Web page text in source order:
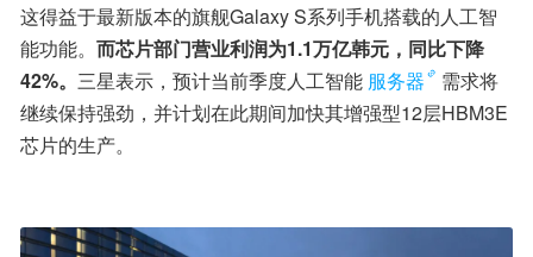
这得益于最新版本的旗舰Galaxy S系列手机搭载的人工智
能功能。 而芯片部门营业利润为1.1万亿韩元，同比下降
42%。 三星表示，预计当前季度人工智能 服务器
需求将
继续保持强劲，并计划在此期间加快其增强型12层HBM3E
芯片的生产。